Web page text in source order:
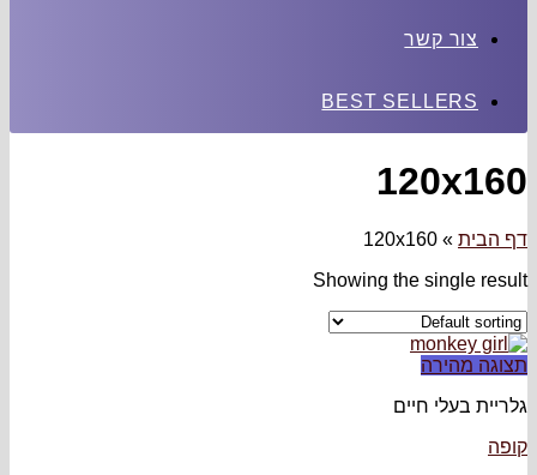
צור קשר
BEST SELLERS
120x160
דף הבית »
120x160
Showing the single result
תצוגה מהירה
גלריית בעלי חיים
קופה